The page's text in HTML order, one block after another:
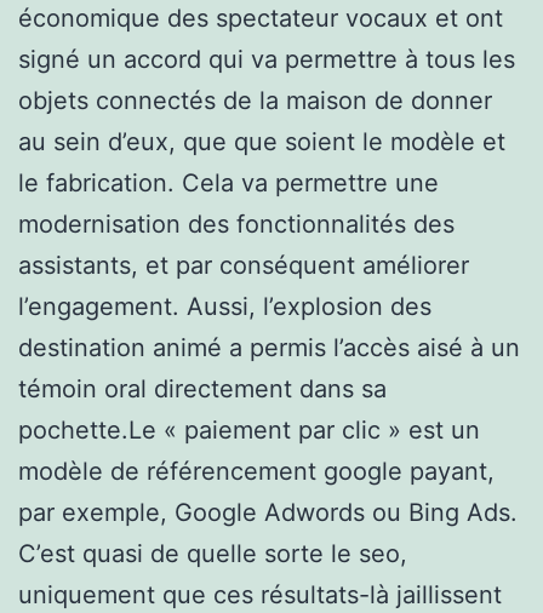
économique des spectateur vocaux et ont
signé un accord qui va permettre à tous les
objets connectés de la maison de donner
au sein d’eux, que que soient le modèle et
le fabrication. Cela va permettre une
modernisation des fonctionnalités des
assistants, et par conséquent améliorer
l’engagement. Aussi, l’explosion des
destination animé a permis l’accès aisé à un
témoin oral directement dans sa
pochette.Le « paiement par clic » est un
modèle de référencement google payant,
par exemple, Google Adwords ou Bing Ads.
C’est quasi de quelle sorte le seo,
uniquement que ces résultats-là jaillissent